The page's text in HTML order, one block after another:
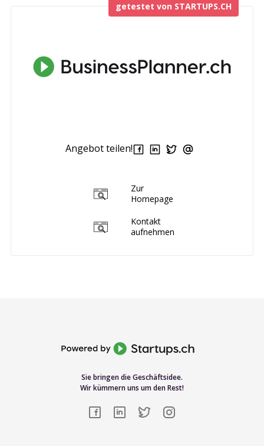
Angebot teilen!
Zur
Homepage
Kontakt
aufnehmen
getestet von STARTUPS.CH
Sie bringen die Geschäftsidee.
Wir kümmern uns um den Rest!